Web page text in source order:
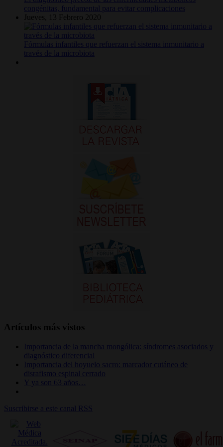
congénitas, fundamental para evitar complicaciones
Jueves, 13 Febrero 2020
Fórmulas infantiles que refuerzan el sistema inmunitario a
través de la microbiota
Artículos más vistos
Importancia de la mancha mongólica: síndromes asociados y
diagnóstico diferencial
Importancia del hoyuelo sacro: marcador cutáneo de
disrafismo espinal cerrado
Y ya son 63 años…
Suscribirse a este canal RSS